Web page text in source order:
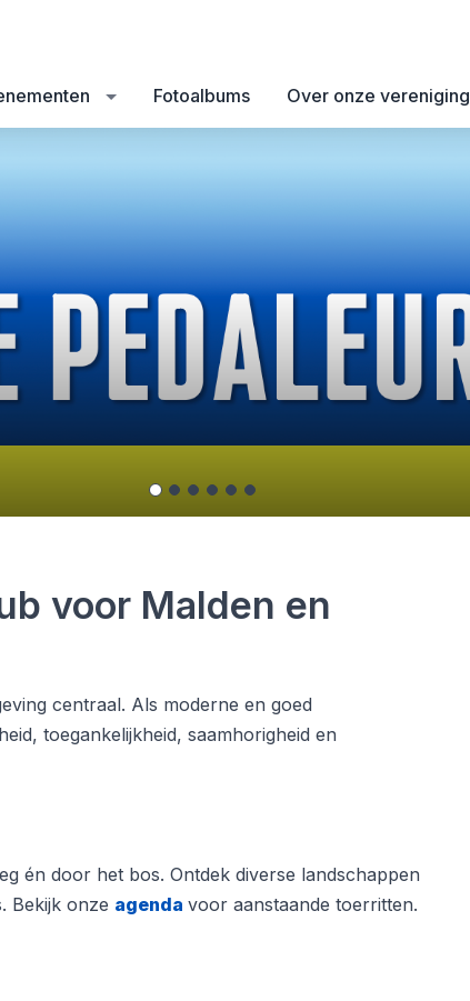
Fotoalbums Over onze vereniging
voor Malden en
centraal. Als moderne en goed
toegankelijkheid, saamhorigheid en
én door het bos. Ontdek diverse landschappen
Bekijk onze agenda voor aanstaande toerritten.